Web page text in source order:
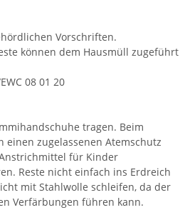
Vorschriften.
können dem Hausmüll zugeführt
08 01 20
tragen. Beim
einen zugelassenen Atemschutz
für Kinder
Reste nicht einfach ins Erdreich
mit Stahlwolle schleifen, da der
Verfärbungen führen kann.